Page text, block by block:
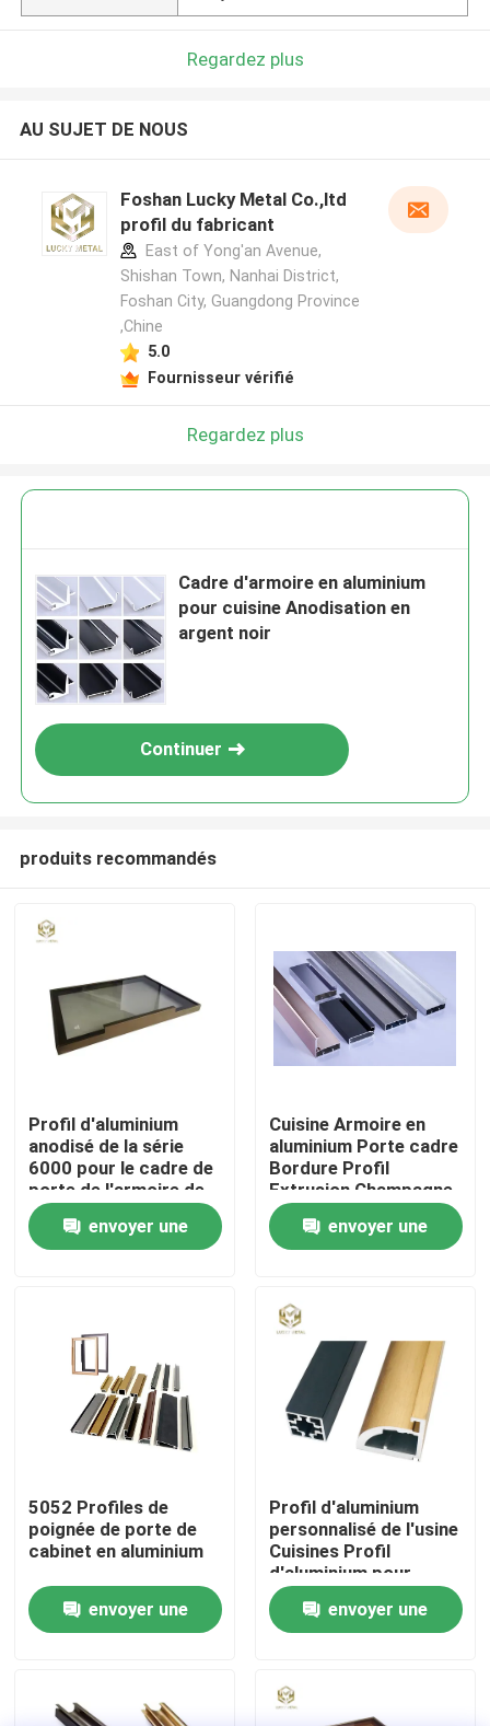
Produits
A propos de nous
Contrôle de la qualité
Contact
nouvelles
profils en aluminium pour des fenêtres et des portes
Regardez plus
AU SUJET DE NOUS
Foshan Lucky Metal Co.,ltd
profil du fabricant
East of Yong'an Avenue,
Shishan Town, Nanhai District,
Foshan City, Guangdong Province
,Chine
5.0
Fournisseur vérifié
Regardez plus
Cadre d'armoire en aluminium
pour cuisine Anodisation en
argent noir
Continuer
produits recommandés
Profil d'aluminium
anodisé de la série
6000 pour le cadre de
porte de l'armoire de
cuisine personnalisée
envoyer une
Cuisine Armoire en
aluminium Porte cadre
Bordure Profil
Extrusion Champagne
Anodisation
envoyer une
5052 Profiles de
poignée de porte de
cabinet en aluminium
envoyer une
Profil d'aluminium
personnalisé de l'usine
Cuisines Profil
d'aluminium pour
armoire de cuisine
Profil d'aluminium
extrusion
envoyer une